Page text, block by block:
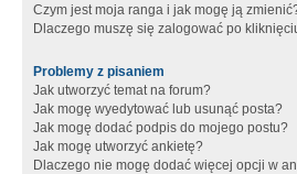
Czym jest moja ranga i jak mogę ją
Dlaczego muszę się zalogować po
Problemy z pisaniem
Jak utworzyć temat na forum?
Jak mogę wyedytować lub usunąć posta?
Jak mogę dodać podpis do mojego postu?
Jak mogę utworzyć ankietę?
Dlaczego nie mogę dodać więcej opcji w